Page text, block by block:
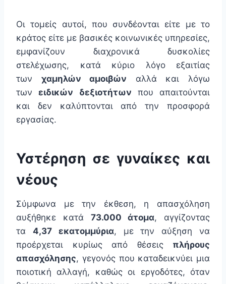
Οι τομείς αυτοί, που συνδέονται είτε με το
κράτος είτε με βασικές κοινωνικές υπηρεσίες,
εμφανίζουν διαχρονικά δυσκολίες
στελέχωσης, κατά κύριο λόγο εξαιτίας
των χαμηλών αμοιβών αλλά και λόγω
τωνειδικών δεξιοτήτων που απαιτούνται
και δεν καλύπτονται από την προσφορά
εργασίας.
Υστέρηση σε γυναίκες και
νέους
Σύμφωνα με την έκθεση, η απασχόληση
αυξήθηκε κατά 73.000 άτομα, αγγίζοντας
τα 4,37 εκατομμύρια, με την αύξηση να
προέρχεται κυρίως από θέσεις πλήρους
απασχόλησης, γεγονός που καταδεικνύει μια
ποιοτική αλλαγή, καθώς οι εργοδότες, όταν